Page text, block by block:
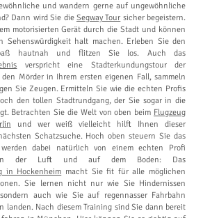
und wandern gerne auf ungewöhnliche
Dann wird Sie die Segway Tour sicher begeistern.
motorisierten Gerät durch die Stadt und können
Sehenswürdigkeit halt machen. Erleben Sie den
hautnah und flitzen Sie los. Auch das
verspricht eine Stadterkundungstour der
Mörder in Ihrem ersten eigenen Fall, sammeln
Sie Zeugen. Ermitteln Sie wie die echten Profis
den tollen Stadtrundgang, der Sie sogar in die
Betrachten Sie die Welt von oben beim Flugzeug
und wer weiß vielleicht hilft Ihnen dieser
Schatzsuche. Hoch oben steuern Sie das
dabei natürlich von einem echten Profi
in der Luft und auf dem Boden: Das
in Hockenheim macht Sie fit für alle möglichen
Sie lernen nicht nur wie Sie Hindernissen
auch wie Sie auf regennasser Fahrbahn
landen. Nach diesem Training sind Sie dann bereit